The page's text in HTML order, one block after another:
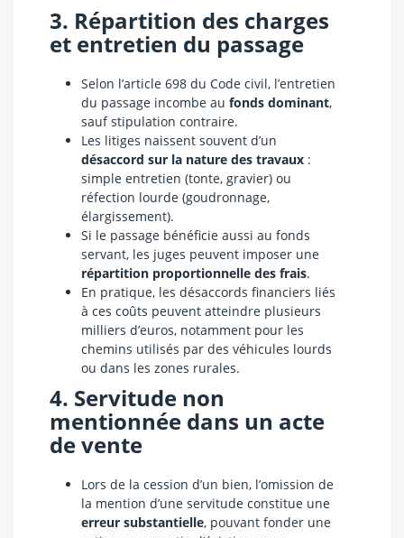
3. Répartition des charges
et entretien du passage
Selon l’article 698 du Code civil, l’entretien
du passage incombe au fonds dominant,
sauf stipulation contraire.
Les litiges naissent souvent d’un
désaccord sur la nature des travaux :
simple entretien (tonte, gravier) ou
réfection lourde (goudronnage,
élargissement).
Si le passage bénéficie aussi au fonds
servant, les juges peuvent imposer une
répartition proportionnelle des frais.
En pratique, les désaccords financiers liés
à ces coûts peuvent atteindre plusieurs
milliers d’euros, notamment pour les
chemins utilisés par des véhicules lourds
ou dans les zones rurales.
4. Servitude non
mentionnée dans un acte
de vente
Lors de la cession d’un bien, l’omission de
la mention d’une servitude constitue une
erreur substantielle, pouvant fonder une